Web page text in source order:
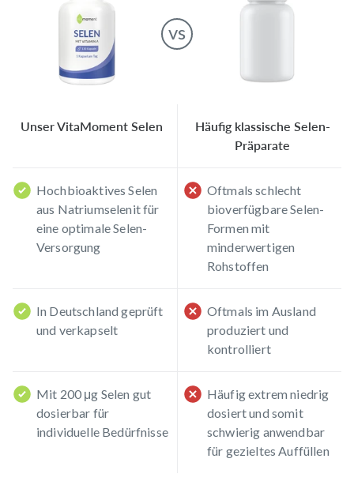
vs
Unser VitaMoment Selen
Häufig klassische Selen-
Präparate
Hochbioaktives Selen
aus Natriumselenit für
eine optimale Selen-
Versorgung
Oftmals schlecht
bioverfügbare Selen-
Formen mit
minderwertigen
Rohstoffen
In Deutschland geprüft
und verkapselt
Oftmals im Ausland
produziert und
kontrolliert
Mit 200 μg Selen gut
dosierbar für
individuelle Bedürfnisse
Häufig extrem niedrig
dosiert und somit
schwierig anwendbar
für gezieltes Auffüllen